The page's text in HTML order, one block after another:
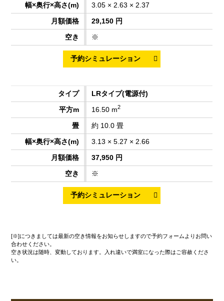
3.05 × 2.63 × 2.37
29,150 円
※
LRタイプ(電源付)
16.50 m2
約 10.0 畳
3.13 × 5.27 × 2.66
37,950 円
※
[※]につきましては最新の空き情報をお知らせしますので予約フォームよりお問い
合わせください。
空き状況は随時、変動しております。入れ違いで満室になった際はご容赦くださ
い。